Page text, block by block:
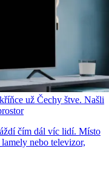
už Čechy štve. Našli
čím dál víc lidí. Místo
nebo televizor,